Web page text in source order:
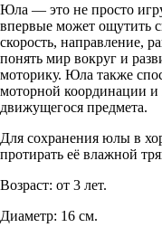
Юла — это не просто
впервые может ощутить
скорость, направление,
понять мир вокруг и
моторику. Юла также
моторной координации и
движущегося предмета.
Для сохранения юлы в
протирать её влажной
Возраст: от 3 лет.
Диаметр: 16 см.